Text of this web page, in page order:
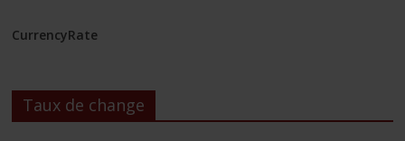
CurrencyRate
Taux de change